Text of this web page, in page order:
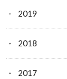
2019
2018
2017